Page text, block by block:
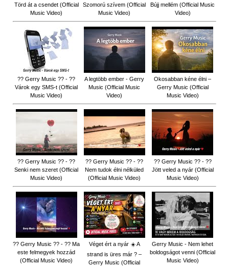
Törd át a csendet (Official
Music Video)
Szomorú szívem (Official
Music Video)
Bújj mellém (Official Music
Video)
?? Gerry Music ?? - ??
Várok egy SMS-t (Official
Music Video)
A legtöbb ember - Gerry
Music (Official Music
Video)
Okosabban kéne élni –
Gerry Music (Official
Music Video)
?? Gerry Music ?? - ??
Senki nem szeret (Official
Music Video)
?? Gerry Music ?? - ??
Nem tudok élni nélküled
(Official Music Video)
?? Gerry Music ?? - ??
Jött veled a nyár (Official
Music Video)
?? Gerry Music ?? - ?? Ma
este felmegyek hozzád
(Official Music Video)
Véget ért a nyár ☀️ A
strand is üres már ? –
Gerry Music (Official
Gerry Music - Nem lehet
boldogságot venni (Official
Music Video)